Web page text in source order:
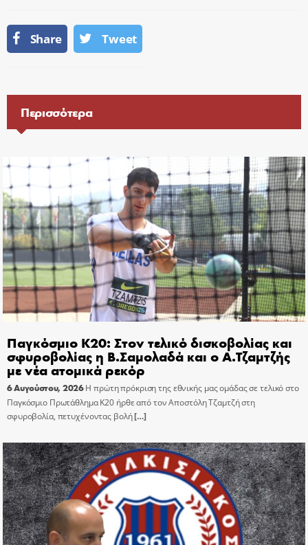
Share Tweet
Περισσότερα
Παγκόσμιο Κ20: Στον τελικό δισκοβολίας και
σφυροβολίας η Β.Σαμολαδά και ο Α.Τζαμτζής
με νέα ατομικά ρεκόρ
6 Αυγούστου, 2026 Η πρώτη πρόκριση της εθνικής μας ομάδας σε τελικό στο
Παγκόσμιο Πρωτάθλημα Κ20 ήρθε από τον Αποστόλη Τζαμτζή στη
σφυροβολία, πετυχένοντας βολή[…]